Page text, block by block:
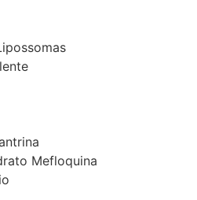
Mefloquina